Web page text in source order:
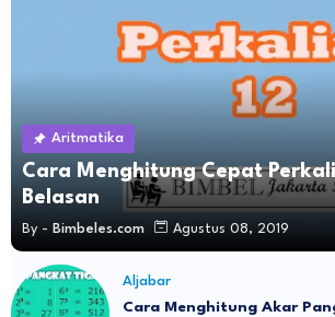
Aritmatika
Cara Menghitung Cepat
Belasan
By - Bimbeles.com Agustus 08, 2019
Aljabar
Cara Menghitung Akar